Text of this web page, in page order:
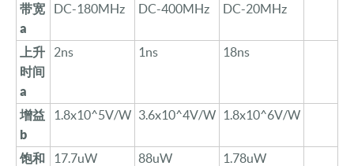
带宽
a
DC-180MHz DC-400MHz DC-20MHz
上升
时间
a
2ns 1ns 18ns
增益
b
1.8x10^5V/W 3.6x10^4V/W 1.8x10^6V/W
饱和
17 .7uW 88uW 1.78uW